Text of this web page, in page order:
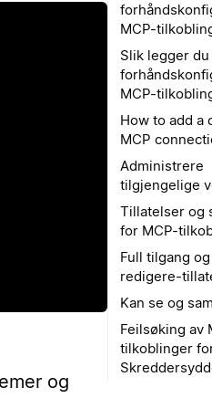
og
MCP-
Slik legger
MCP-
How to add a
MCP
Administrere
tilgjengelige
Tillatelser og
for MCP-
Full tilgang og
redigere-
Kan se og
Feilsøking av
tilkoblinger